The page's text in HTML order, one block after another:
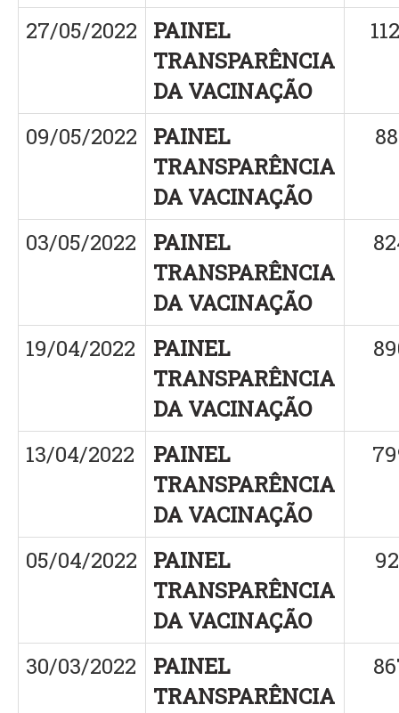
27/05/2022
PAINEL
TRANSPARÊNCIA
DA VACINAÇÃO
09/05/2022
PAINEL
TRANSPARÊNCIA
DA VACINAÇÃO
03/05/2022
PAINEL
TRANSPARÊNCIA
DA VACINAÇÃO
19/04/2022
PAINEL
TRANSPARÊNCIA
DA VACINAÇÃO
13/04/2022
PAINEL
TRANSPARÊNCIA
DA VACINAÇÃO
05/04/2022
PAINEL
TRANSPARÊNCIA
DA VACINAÇÃO
30/03/2022
PAINEL
TRANSPARÊNCIA